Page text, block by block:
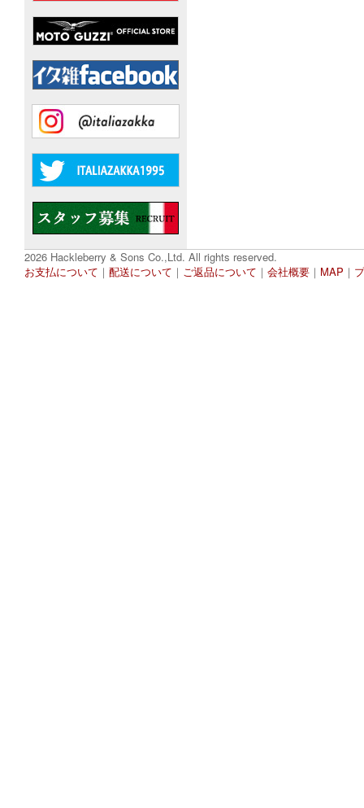
2026 Hackleberry & Sons Co.,Ltd. All rights reserved.
お支払について ｜ 配送について ｜ ご返品について ｜ 会社概要 ｜ MAP ｜